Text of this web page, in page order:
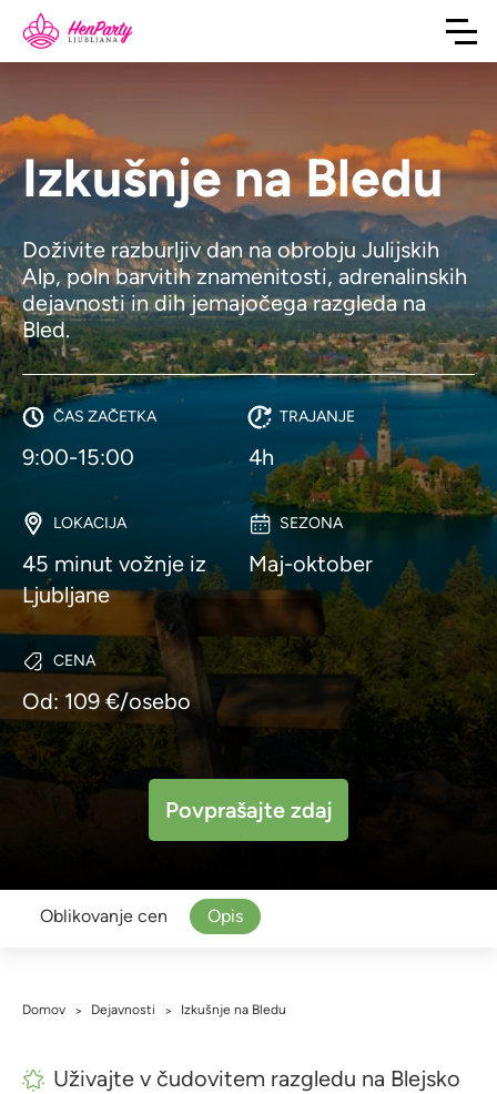
Izkušnje na Bledu
Doživite razburljiv dan na obrobju Julijskih
Alp, poln barvitih znamenitosti, adrenalinskih
dejavnosti in dih jemajočega razgleda na
Bled.
ČAS ZAČETKA
9:00-15:00
TRAJANJE
4h
LOKACIJA
45 minut vožnje iz
Ljubljane
SEZONA
Maj-oktober
CENA
Od: 109 €/osebo
Povprašajte zdaj
Oblikovanje cen Opis
Domov > Dejavnosti > Izkušnje na Bledu
Uživajte v čudovitem razgledu na Blejsko